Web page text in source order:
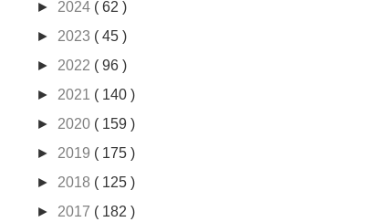
► 2024 ( 62 )
► 2023 ( 45 )
► 2022 ( 96 )
► 2021 ( 140 )
► 2020 ( 159 )
► 2019 ( 175 )
► 2018 ( 125 )
► 2017 ( 182 )